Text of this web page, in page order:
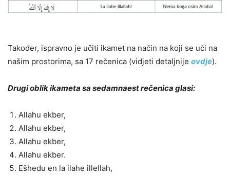
Također, ispravno je učiti ikamet na način na koji se uči na
našim prostorima, sa 17 rečenica (vidjeti detaljnije ovdje).
Drugi oblik ikameta sa sedamnaest rečenica glasi:
Allahu ekber,
Allahu ekber,
Allahu ekber,
Allahu ekber.
Ešhedu en la ilahe illellah,